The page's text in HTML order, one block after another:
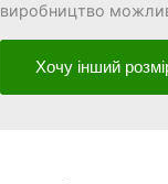
виробництво
Хочу інший